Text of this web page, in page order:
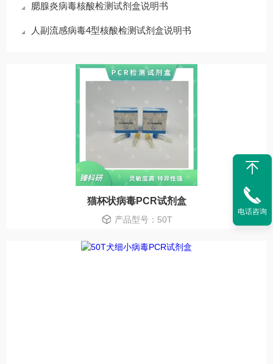
腮腺炎病毒核酸检测试剂盒说明书
人副流感病毒4型核酸检测试剂盒说明书
猫杯状病毒PCR试剂盒
产品型号：50T
电话咨询